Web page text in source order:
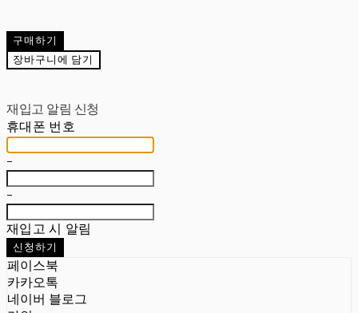
구매하기
장바구니에 담기
재입고 알림 신청
휴대폰 번호
-
-
재입고 시 알림
신청하기
페이스북
카카오톡
네이버 블로그